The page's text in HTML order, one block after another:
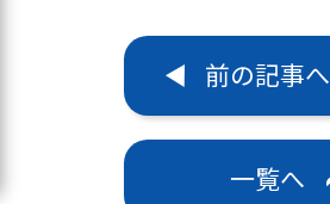
前の記事へ
一覧へ